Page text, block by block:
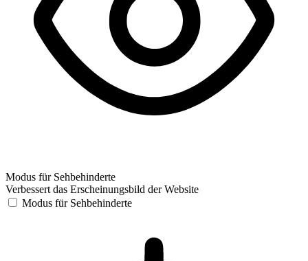
Modus für Sehbehinderte
Verbessert das Erscheinungsbild der Website
Modus für Sehbehinderte